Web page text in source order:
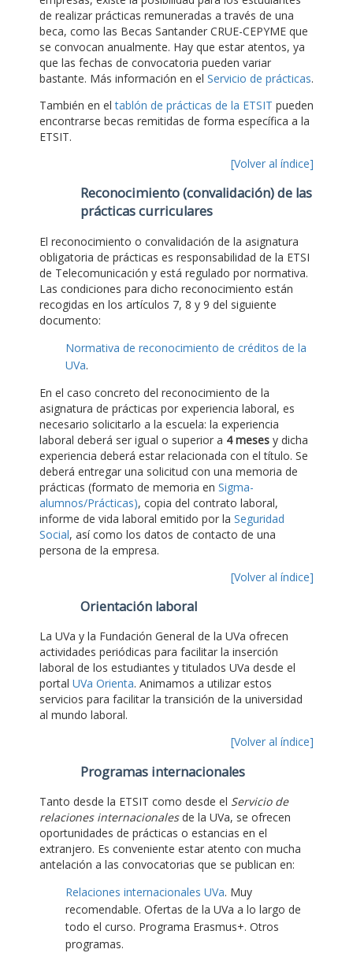
de realizar prácticas remuneradas a través de una
beca, como las Becas Santander CRUE-CEPYME que
se convocan anualmente. Hay que estar atentos, ya
que las fechas de convocatoria pueden variar
bastante. Más información en el Servicio de prácticas.
También en eltablón de prácticas de la ETSIT pueden
encontrarse becas remitidas de forma específica a la
ETSIT.
[Volver al índice]
Reconocimiento (convalidación) de las
prácticas curriculares
El reconocimiento o convalidación de la asignatura
obligatoria de prácticas es responsabilidad de la ETSI
de Telecomunicación y está regulado por normativa.
Las condiciones para dicho reconocimiento están
recogidas en los artículos 7, 8 y 9 del siguiente
documento:
Normativa de reconocimiento de créditos de la
UVa.
En el caso concreto del reconocimiento de la
asignatura de prácticas por experiencia laboral, es
necesario solicitarlo a la escuela: la experiencia
laboral deberá ser igual o superior a 4 meses y dicha
experiencia deberá estar relacionada con el título. Se
deberá entregar una solicitud con una memoria de
prácticas (formato de memoria en Sigma-
alumnos/Prácticas), copia del contrato laboral,
informe de vida laboral emitido por la Seguridad
Social, así como los datos de contacto de una
persona de la empresa.
[Volver al índice]
Orientación laboral
La UVa y la Fundación General de la UVa ofrecen
actividades periódicas para facilitar la inserción
laboral de los estudiantes y titulados UVa desde el
portal UVa Orienta. Animamos a utilizar estos
servicios para facilitar la transición de la universidad
al mundo laboral.
[Volver al índice]
Programas internacionales
Tanto desde la ETSIT como desde el Servicio de
relaciones internacionalesde la UVa, se ofrecen
oportunidades de prácticas o estancias en el
extranjero. Es conveniente estar atento con mucha
antelación a las convocatorias que se publican en:
Relaciones internacionales UVa. Muy
recomendable. Ofertas de la UVa a lo largo de
todo el curso. Programa Erasmus+. Otros
programas.